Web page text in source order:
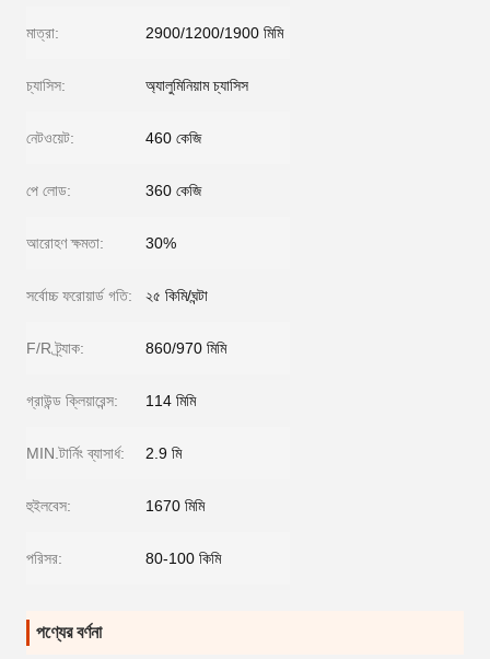
মাত্রা: 2900/1200/1900 মিমি
চ্যাসিস: অ্যালুমিনিয়াম চ্যাসিস
নেটওয়েট: 460 কেজি
পে লোড: 360 কেজি
আরোহণ ক্ষমতা: 30%
সর্বোচ্চ ফরোয়ার্ড গতি: ২৫ কিমি/ঘন্টা
F/R ট্র্যাক: 860/970 মিমি
গ্রাউন্ড ক্লিয়ারেন্স: 114 মিমি
MIN.টার্নিং ব্যাসার্ধ: 2.9 মি
হুইলবেস: 1670 মিমি
পরিসর: 80-100 কিমি
পণ্যের বর্ণনা